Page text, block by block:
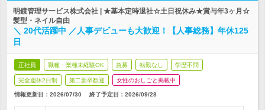
明鏡管理サービス株式会社 | ★基本定時退社☆土日祝休み★賞与年3ヶ月☆
髪型・ネイル自由
＼ 20代活躍中 ／人事デビューも大歓迎！【人事総務】年休125
日
正社員 職種・業種未経験OK 急募 転勤なし 学歴不問
完全週休2日制 第二新卒歓迎 女性のおしごと掲載中
情報更新日：2026/07/30 終了予定日： 2026/09/28